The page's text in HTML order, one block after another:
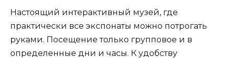
Настоящий интерактивный музей, где
практически все экспонаты можно потрогать
руками. Посещение только групповое и в
определенные дни и часы. К удобству